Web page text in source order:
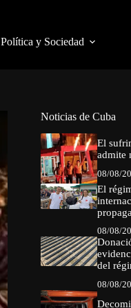
Política y Sociedad
Noticias de Cuba
El
admite
08/08/
El
08/08/
del
08/08/